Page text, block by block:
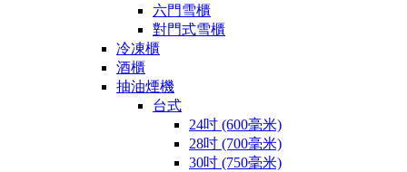
六門雪櫃
對門式雪櫃
冷凍櫃
酒櫃
抽油煙機
台式
24吋 (600毫米)
28吋 (700毫米)
30吋 (750毫米)